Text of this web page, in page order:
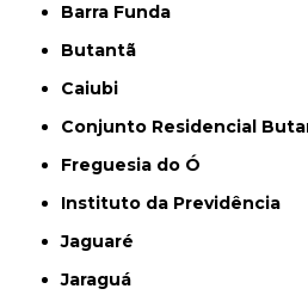
Barra Funda
Butantã
Caiubi
Conjunto Residencial
Freguesia do Ó
Instituto da Previdência
Jaguaré
Jaraguá